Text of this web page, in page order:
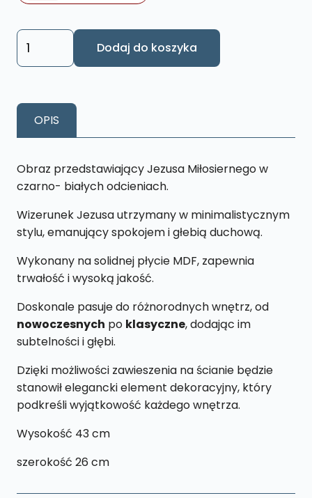
ilość
OBRAZ
TOBIE
JEZUS
Czarno
-
L9
CB
26
x
Dodaj do koszyka
OPIS
Obraz przedstawiający Jezusa Miłosiernego w
czarno- białych odcieniach.
Wizerunek Jezusa utrzymany w minimalistycznym
stylu, emanujący spokojem i głebią duchową.
Wykonany na solidnej płycie MDF, zapewnia
trwałość i wysoką jakość.
Doskonale pasuje do różnorodnych wnętrz, od
nowoczesnych po klasyczne, dodając im
subtelności i głębi.
Dzięki możliwości zawieszenia na ścianie będzie
stanowił elegancki element dekoracyjny, który
podkreśli wyjątkowość każdego wnętrza.
Wysokość 43 cm
szerokość 26 cm